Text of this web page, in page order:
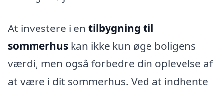
At investere i en tilbygning til
sommerhus kan ikke kun øge boligens
værdi, men også forbedre din oplevelse af
at være i dit sommerhus. Ved at indhente